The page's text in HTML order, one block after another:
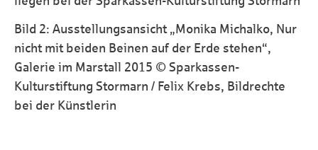
Bild 2: Ausstellungsansicht „Monika Michalko, Nur
nicht mit beiden Beinen auf der Erde stehen“,
Galerie im Marstall 2015 © Sparkassen-
Kulturstiftung Stormarn / Felix Krebs, Bildrechte
bei der Künstlerin